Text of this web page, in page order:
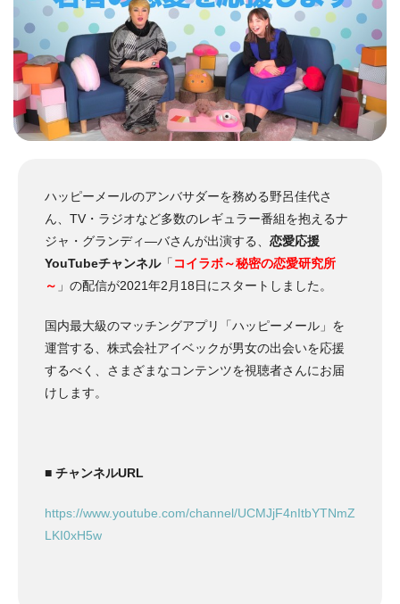
ハッピーメールのアンバサダーを務める野呂佳代さ
ん、TV・ラジオなど多数のレギュラー番組を抱えるナ
ジャ・グランディ―バさんが出演する、 恋愛応援
YouTubeチャンネル「 コイラボ～秘密の恋愛研究所
～ 」の配信が2021年2月18日にスタートしました。
国内最大級のマッチングアプリ「ハッピーメール」を
運営する、株式会社アイベックが男女の出会いを応援
するべく、さまざまなコンテンツを視聴者さんにお届
けします。
■ チャンネルURL
https://www.youtube.com/channel/UCMJjF4nItbYTNmZ
LKI0xH5w